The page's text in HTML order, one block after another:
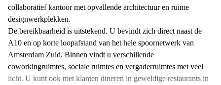
collaboratief kantoor met opvallende architectuur en ruime
designwerkplekken.
De bereikbaarheid is uitstekend. U bevindt zich direct naast de
A10 en op korte loopafstand van het hele spoornetwerk van
Amsterdam Zuid. Binnen vindt u verschillende
coworkingruimtes, sociale ruimtes en vergaderruimtes met veel
licht. U kunt ook met klanten dineren in geweldige restaurants in